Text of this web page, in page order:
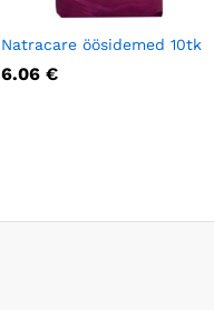
Natracare öösidemed 10tk
6.06 €